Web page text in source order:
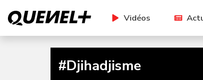
Vidéos
#Djihadjisme